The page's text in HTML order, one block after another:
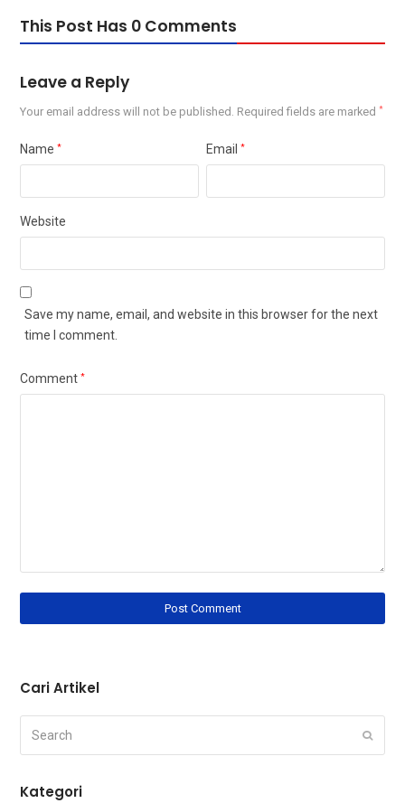
This Post Has 0 Comments
Leave a Reply
Your email address will not be published. Required fields are marked*
Name* Email*
Website
Save my name, email, and website in this browser for the next
time I comment.
Comment*
Cari Artikel
Kategori